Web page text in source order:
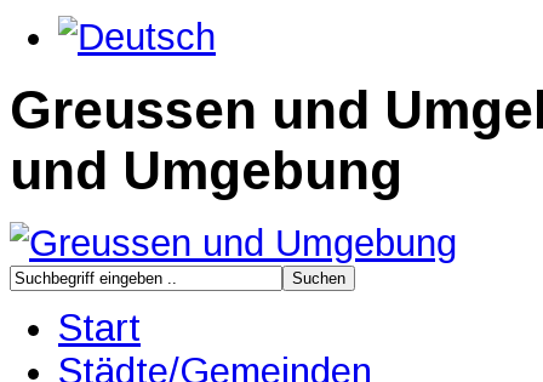
Greussen und
und Umgebung
Start
Städte/Gemeinden